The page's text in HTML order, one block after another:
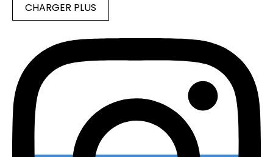
CHARGER PLUS